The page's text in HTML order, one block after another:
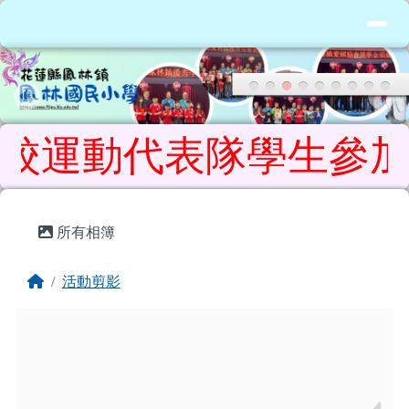
跳至主內容區
花蓮縣鳳林鎮鳳林國民小學
導覽列
動代表隊學生參加
所有相簿
回首頁
活動剪影
頁尾區域